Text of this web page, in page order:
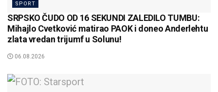
SPORT
SRPSKO ČUDO OD 16 SEKUNDI ZALEDILO TUMBU:
Mihajlo Cvetković matirao PAOK i doneo Anderlehtu
zlata vredan trijumf u Solunu!
06.08.2026